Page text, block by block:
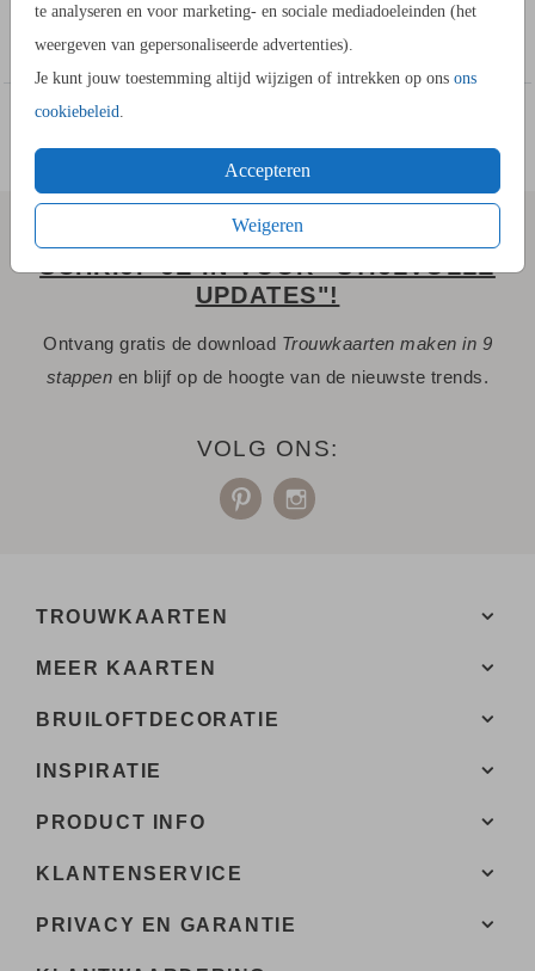
te analyseren en voor marketing- en sociale mediadoeleinden (het
weergeven van gepersonaliseerde advertenties).
Je kunt jouw toestemming altijd wijzigen of intrekken op ons ons
cookiebeleid
Accepteren
Weigeren
SCHRIJF JE IN VOOR "STIJLVOLLE
UPDATES"!
Ontvang gratis de download Trouwkaarten maken in 9
stappen en blijf op de hoogte van de nieuwste trends.
VOLG ONS:
TROUWKAARTEN
MEER KAARTEN
BRUILOFTDECORATIE
INSPIRATIE
PRODUCT INFO
KLANTENSERVICE
PRIVACY EN GARANTIE